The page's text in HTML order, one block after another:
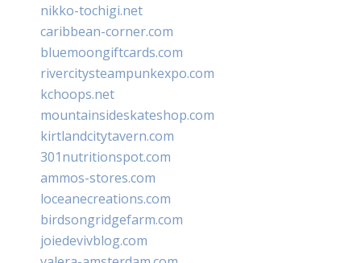
nikko-tochigi.net
caribbean-corner.com
bluemoongiftcards.com
rivercitysteampunkexpo.com
kchoops.net
mountainsideskateshop.com
kirtlandcitytavern.com
301nutritionspot.com
ammos-stores.com
loceanecreations.com
birdsongridgefarm.com
joiedevivblog.com